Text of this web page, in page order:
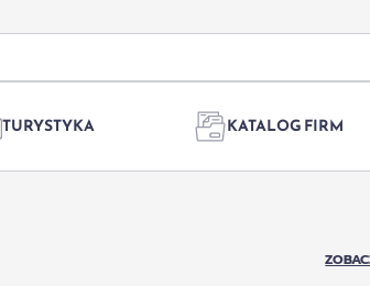
TURYSTYKA KATALOG FIRM